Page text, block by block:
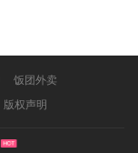
饭团外卖
版权声明